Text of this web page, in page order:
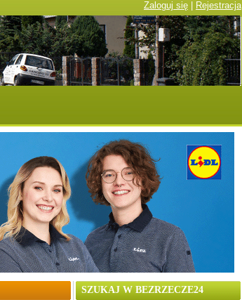
Zaloguj się Rejestracja
SZUKAJ W BEZRZECZE24